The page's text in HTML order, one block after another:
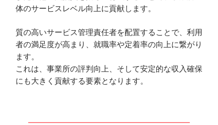
体のサービスレベル向上に貢献します。
質の高いサービス管理責任者を配置することで、利用
者の満足度が高まり、就職率や定着率の向上に繋がり
ます。
これは、事業所の評判向上、そして安定的な収入確保
にも大きく貢献する要素となります。